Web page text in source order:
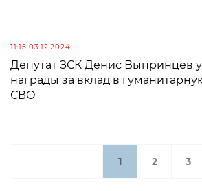
11:15 03.12.2024
Депутат ЗСК Денис Выпринцев
награды за вклад в
СВО
1 2 3